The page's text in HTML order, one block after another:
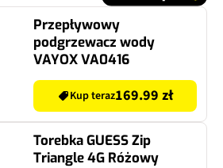
Przepływowy
podgrzewacz wody
VAYOX VA0416
Kup teraz169.99 zł
Torebka GUESS Zip
Triangle 4G Różowy